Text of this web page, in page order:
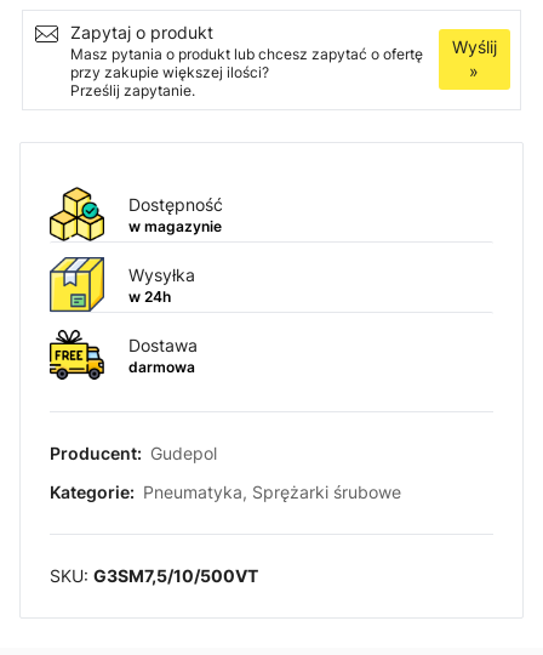
Zapytaj o produkt
Masz pytania o produkt lub chcesz zapytać o ofertę
przy zakupie większej ilości?
Prześlij zapytanie.
Wyślij
»
Dostępność
w magazynie
Wysyłka
w 24h
Dostawa
darmowa
Producent: Gudepol
Kategorie: Pneumatyka, Sprężarki śrubowe
SKU: G3SM7,5/10/500VT